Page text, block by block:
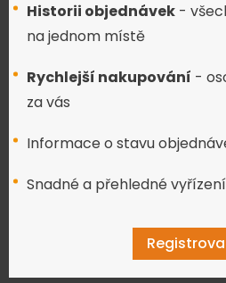
Historii objednávek -
na jednom místě
Rychlejší nakupování -
za vás
Informace o stavu
Snadné a přehledné